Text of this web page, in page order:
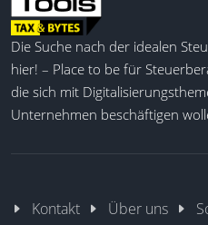
Die Suche nach der idealen
hier! – Place to be für
die sich mit
Unternehmen beschäftigen
Kontakt Über uns